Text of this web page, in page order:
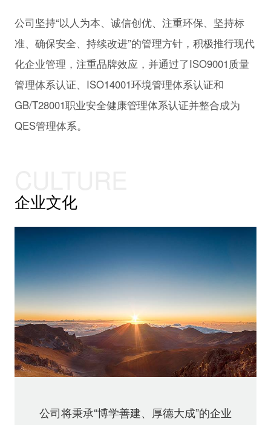
公司坚持“以人为本、诚信创优、注重环保、坚持标
准、确保安全、持续改进”的管理方针，积极推行现代
化企业管理，注重品牌效应，并通过了ISO9001质量
管理体系认证、ISO14001环境管理体系认证和
GB/T28001职业安全健康管理体系认证并整合成为
QES管理体系。
企业文化
公司将秉承“博学善建、厚德大成”的企业